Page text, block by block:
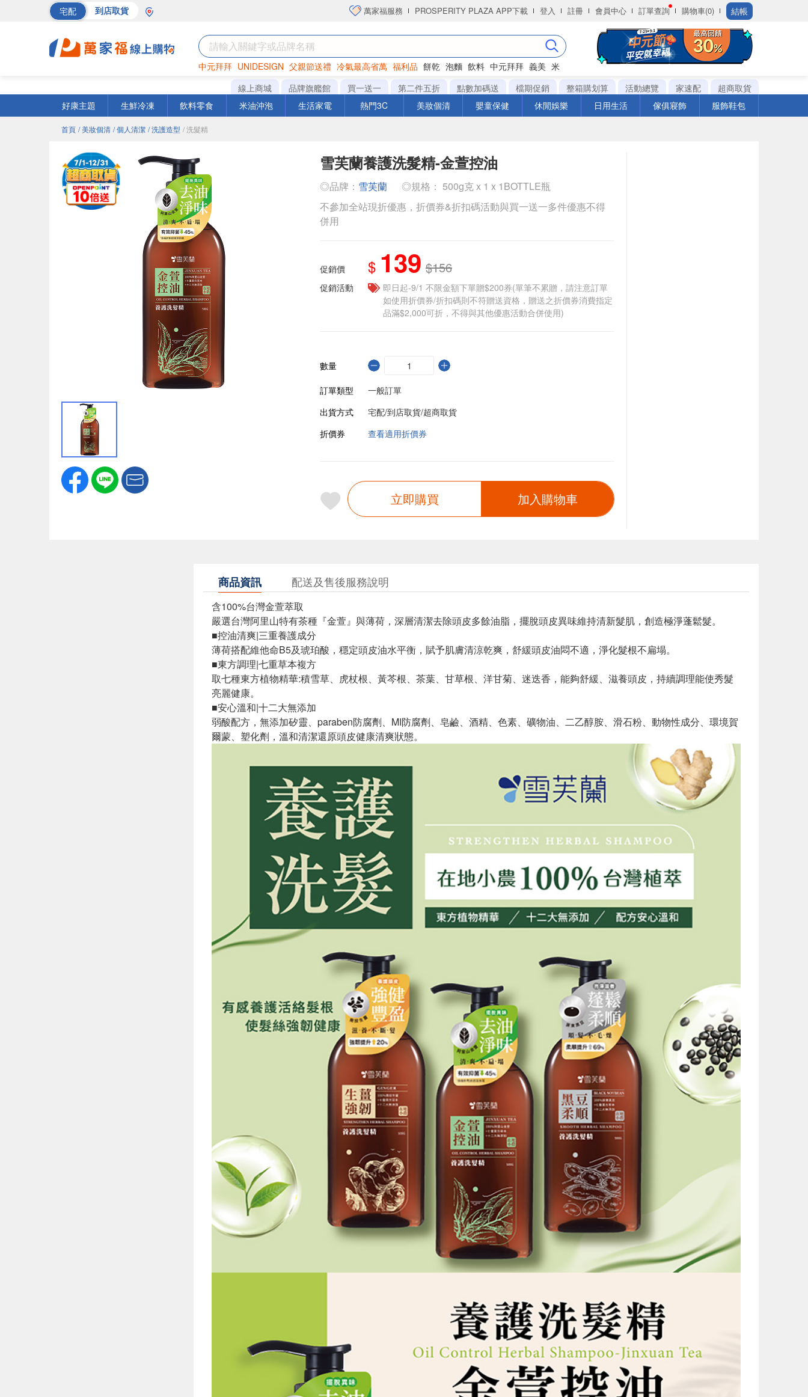
宅配 到店取貨 萬家福服務 PROSPERITY PLAZA APP下載 登入 註冊 會員中心 訂單查詢 購物車(0) 結帳
中元拜拜 UNIDESIGN 父親節送禮 冷氣最高省萬 福利品 餅乾 泡麵 飲料 中元拜拜 義美 米
巧克力 罐頭 衛生紙
線上商城 品牌旗艦館 買一送一 第二件五折 點數加碼送 檔期促銷 整箱購划算 活動總覽 家速配
超商取貨
好康主題
生鮮冷凍 飲料零食 米油沖泡 生活家電 熱門3C 美妝個清 嬰童保健 休閒娛樂 日用生活 傢俱寢飾 服飾鞋包
首頁 / 美妝個清 / 個人清潔 / 洗護造型 / 洗髮精
雪芙蘭養護洗髮精-金萱控油
◎品牌： 雪芙蘭
◎規格： 500g克 x 1 x 1BOTTLE瓶
不參加全站現折優惠，折價券&折扣碼活動與買一送一多件優惠不得
併用
促銷價 $ 139 $156
促銷活動
即日起-9/1 不限金額下單贈$200券(單筆不累贈，請注意訂單
如使用折價券/折扣碼則不符贈送資格，贈送之折價券消費指定
品滿$2,000可折，不得與其他優惠活動合併使用)
數量
訂單類型
一般訂單
出貨方式
宅配/到店取貨/超商取貨
折價券
查看適用折價券
立即購買 加入購物車
商品資訊 配送及售後服務說明
含100%台灣金萱萃取
嚴選台灣阿里山特有茶種『金萱』與薄荷，深層清潔去除頭皮多餘油脂，擺脫頭皮異味維持清新髮肌，創造極淨蓬鬆髮。
■控油清爽|三重養護成分
薄荷搭配維他命B5及琥珀酸，穩定頭皮油水平衡，賦予肌膚清涼乾爽，舒緩頭皮油悶不適，淨化髮根不扁塌。
■東方調理|七重草本複方
取七種東方植物精華:積雪草、虎杖根、黃芩根、茶葉、甘草根、洋甘菊、迷迭香，能夠舒緩、滋養頭皮，持續調理能使秀髮
亮麗健康。
■安心溫和|十二大無添加
弱酸配方，無添加矽靈、paraben防腐劑、MI防腐劑、皂鹼、酒精、色素、礦物油、二乙醇胺、滑石粉、動物性成分、環境賀
爾蒙、塑化劑，溫和清潔還原頭皮健康清爽狀態。